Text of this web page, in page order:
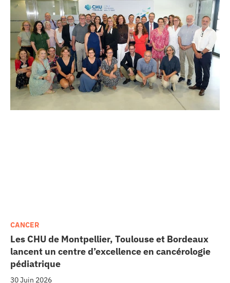
Les CHU de Montpellier, Toulouse et Bordeaux
lancent un centre d’excellence en cancérologie
pédiatrique
30 Juin 2026
CANCER